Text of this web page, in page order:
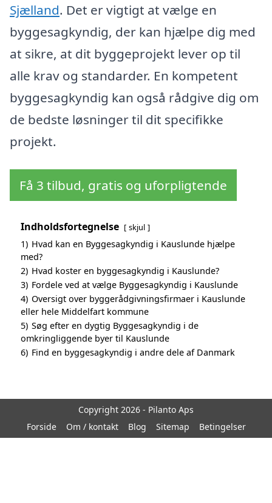
Sjælland. Det er vigtigt at vælge en
byggesagkyndig, der kan hjælpe dig med
at sikre, at dit byggeprojekt lever op til
alle krav og standarder. En kompetent
byggesagkyndig kan også rådgive dig om
de bedste løsninger til dit specifikke
projekt.
Få 3 tilbud, gratis og uforpligtende
Indholdsfortegnelse skjul
1) Hvad kan en Byggesagkyndig i Kauslunde hjælpe
med?
2) Hvad koster en byggesagkyndig i Kauslunde?
3) Fordele ved at vælge Byggesagkyndig i Kauslunde
4) Oversigt over byggerådgivningsfirmaer i Kauslunde
eller hele Middelfart kommune
5) Søg efter en dygtig Byggesagkyndig i de
omkringliggende byer til Kauslunde
6) Find en byggesagkyndig i andre dele af Danmark
Copyright 2026 - Pilanto Aps
Forside
Om / kontakt Blog Sitemap Betingelser